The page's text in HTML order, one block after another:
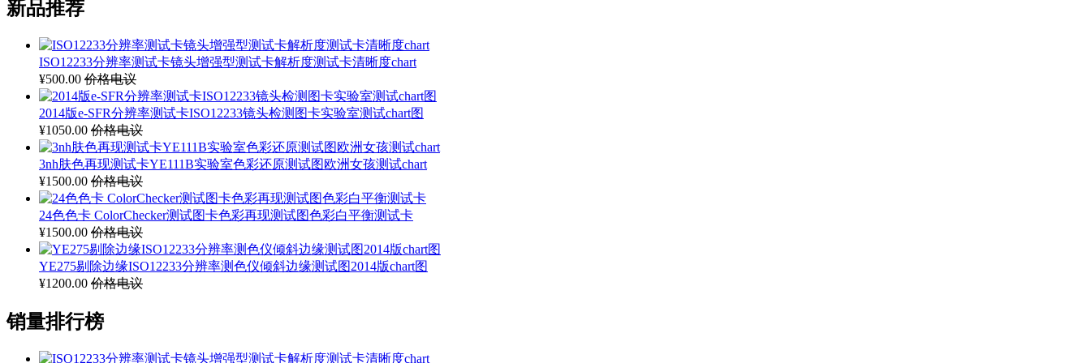
新品推荐
ISO12233分辨率测试卡镜头增强型测试卡解析度测试卡清晰度chart
¥500.00 价格电议
2014版e-SFR分辨率测试卡ISO12233镜头检测图卡实验室测试chart图
¥1050.00 价格电议
3nh肤色再现测试卡YE111B实验室色彩还原测试图欧洲女孩测试chart
¥1500.00 价格电议
24色色卡 ColorChecker测试图卡色彩再现测试图色彩白平衡测试卡
¥1500.00 价格电议
YE275剔除边缘ISO12233分辨率测色仪倾斜边缘测试图2014版chart图
¥1200.00 价格电议
销量排行榜